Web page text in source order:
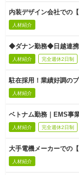
内装デザイン会社での
人材紹介
◆ダナン勤務◆日越連携
人材紹介 完全週休2日制
駐在採用！業績好調の
人材紹介
ベトナム勤務｜EMS事
人材紹介 完全週休2日制
大手電機メーカーでの
人材紹介